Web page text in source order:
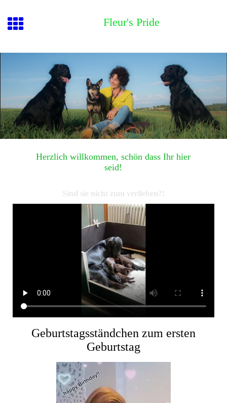
Fleur's Pride
Herzlich willkommen, schön dass Ihr hier
seid!
Geburtstagsständchen zum ersten
Geburtstag